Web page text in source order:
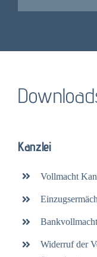
Kanzlei
Vollmacht
Widerruf der